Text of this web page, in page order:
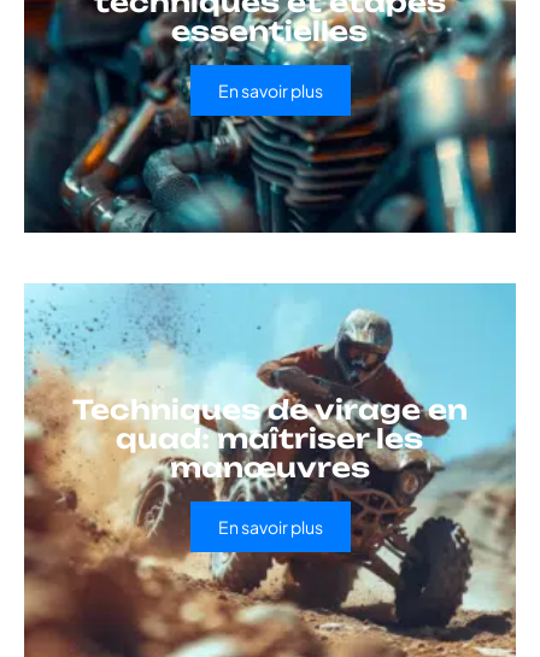
essentielles
En savoir plus
Techniques de virage en
quad: maîtriser les
manœuvres
En savoir plus